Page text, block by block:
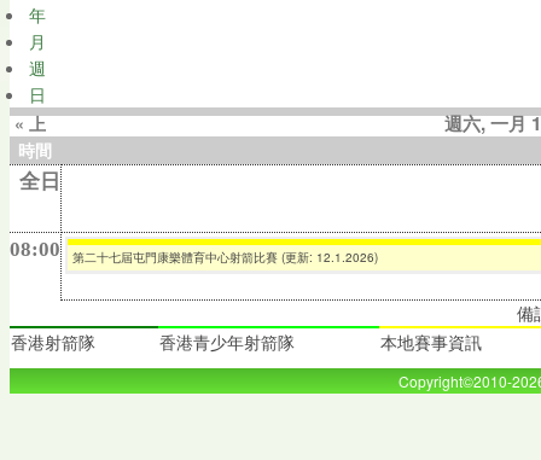
年
月
週
日
« 上
週六, 一月
時間
全日
08:00 第二十七屆屯門康樂體育中心射箭比賽 (更新: 12.1.2026)
備
香港射箭隊
香港青少年射箭隊 本地賽事資訊
Copyright©2010-